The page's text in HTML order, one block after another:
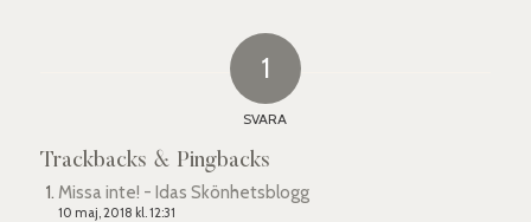
1
SVARA
Trackbacks & Pingbacks
Missa inte! - Idas Skönhetsblogg
10 maj, 2018 kl. 12:31